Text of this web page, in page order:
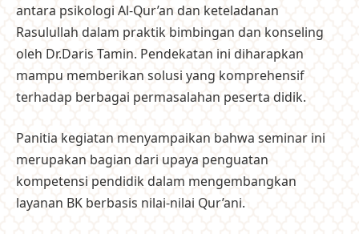
antara psikologi Al-Qur’an dan keteladanan
Rasulullah dalam praktik bimbingan dan konseling
oleh Dr.Daris Tamin. Pendekatan ini diharapkan
mampu memberikan solusi yang komprehensif
terhadap berbagai permasalahan peserta didik.
Panitia kegiatan menyampaikan bahwa seminar ini
merupakan bagian dari upaya penguatan
kompetensi pendidik dalam mengembangkan
layanan BK berbasis nilai-nilai Qur’ani.